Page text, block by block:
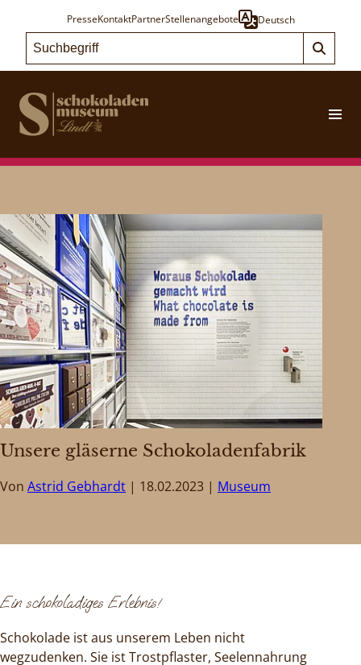
PresseKontaktPartnerStellenangebote Deutsch
Unsere gläserne Schokoladenfabrik
Von Astrid Gebhardt 18.02.2023 Museum
Ein schokoladiges Erlebnis!
Schokolade ist aus unserem Leben nicht
wegzudenken. Sie ist Trostpflaster, Seelennahrung